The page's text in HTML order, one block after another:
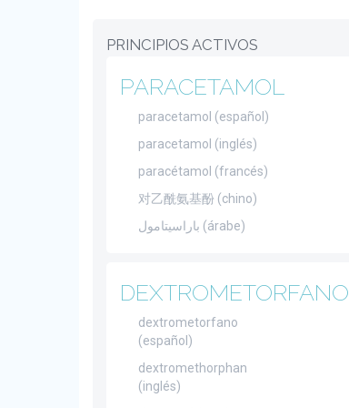
PRINCIPIOS ACTIVOS
PARACETAMOL
paracetamol (español)
paracetamol (inglés)
paracétamol (francés)
对乙酰氨基酚 (chino)
باراسيتامول (árabe)
DEXTROMETORFANO
dextrometorfano
(español)
dextromethorphan
(inglés)